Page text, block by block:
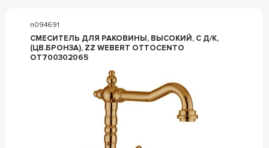
n094691
СМЕСИТЕЛЬ ДЛЯ РАКОВИНЫ, ВЫСОКИЙ, С Д/К,
(ЦВ.БРОНЗА), ZZ WEBERT OTTOCENTO
OT700302065